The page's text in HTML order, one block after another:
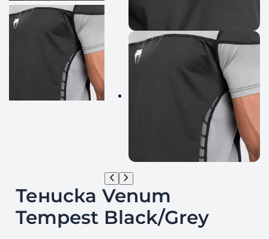
Тениска Venum
Tempest Black/Grey